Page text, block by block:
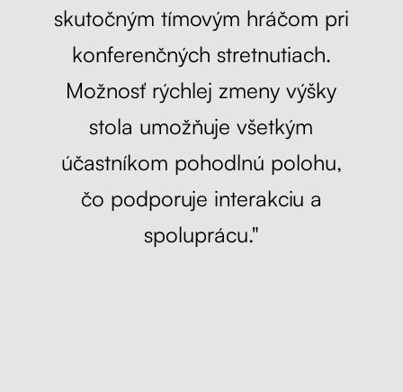
skutočným tímovým hráčom pri
konferenčných stretnutiach.
Možnosť rýchlej zmeny výšky
stola umožňuje všetkým
účastníkom pohodlnú polohu,
čo podporuje interakciu a
spoluprácu."